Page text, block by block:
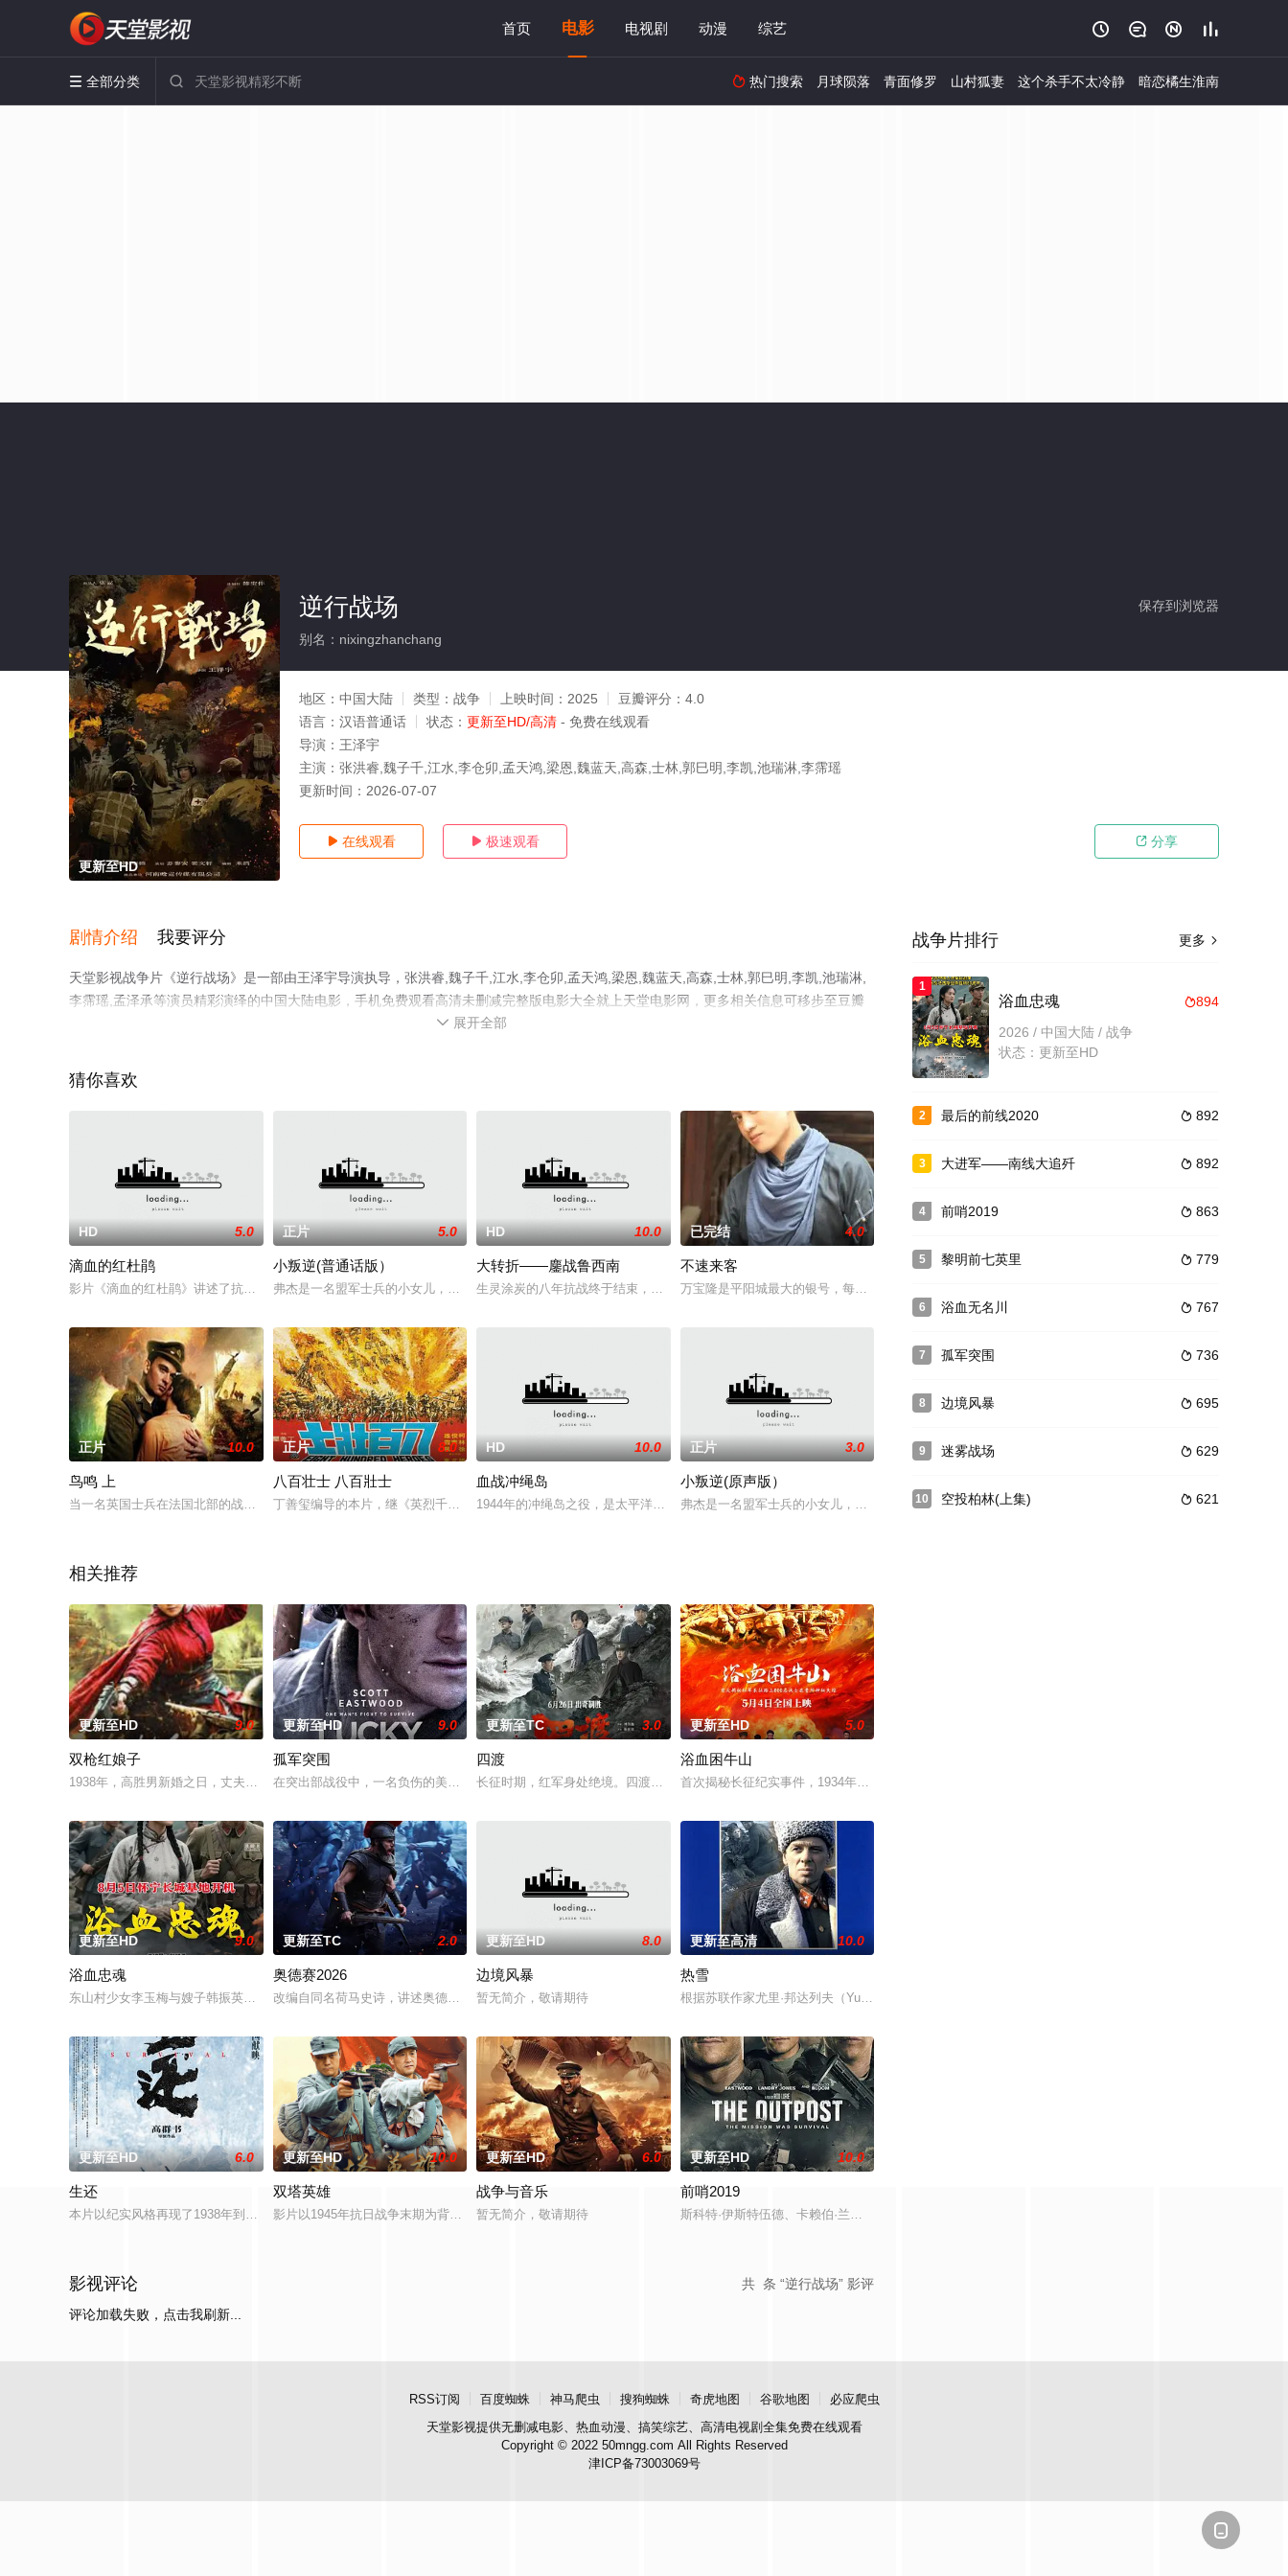
首页 电影 电视剧 动漫 综艺    
 全部分类   热门搜索 月球陨落 青面修罗 山村狐妻 这个杀手不太冷静 暗恋橘生淮南
更新至HD
保存到浏览器
逆行战场
别名：nixingzhanchang
地区： 中国大陆 类型： 战争 上映时间： 2025 豆瓣评分： 4.0
语言： 汉语普通话 状态： 更新至HD/高清 - 免费在线观看
导演： 王泽宇
主演： 张洪睿,魏子千,江水,李仓卯,孟天鸿,梁恩,魏蓝天,高森,士林,郭巳明,李凯,池瑞淋,李霈瑶
更新时间： 2026-07-07
 在线观看  极速观看  分享
剧情介绍 我要评分
天堂影视战争片《逆行战场》是一部由王泽宇导演执导，张洪睿,魏子千,江水,李仓卯,孟天鸿,梁恩,魏蓝天,高森,士林,郭巳明,李凯,池瑞淋,
李霈瑶,孟泽承等演员精彩演绎的中国大陆电影，手机免费观看高清未删减完整版电影大全就上天堂电影网，更多相关信息可移步至豆瓣
 展开全部
猜你喜欢
HD 5.0
滴血的红杜鹃
影片《滴血的红杜鹃》讲述了抗日战争时期，抗大首长安排我小分队护送美国记者从前南峪到八路军总部的故事。影片选择在邢台县前南峪、榆林
正片 5.0
小叛逆(普通话版）
弗杰是一名盟军士兵的小女儿，她的父亲在偷越进入敌军境内深望生病的妻子时被俘获。当杰得知父亲和另一个善良的北方军官被宣布判处列刑时
HD 10.0
大转折——鏖战鲁西南
生灵涂炭的八年抗战终于结束，而国共两党之间的解放战争也正式拉开序幕。蒋介石（孙飞虎 饰）调动大军从延安向西北扫荡，大有将异己彻底
已完结 4.0
不速来客
万宝隆是平阳城最大的银号，每个月底都有一辆满载钞票的运钞车开往远在北平的总店，然而整个万宝隆的人
正片 10.0
鸟鸣 上
当一名英国士兵在法国北部的战壕中战斗时，他被与法国女人的禁忌恋情所困扰
正片 8.0
八百壮士 八百壯士
丁善玺编导的本片，继《英烈千秋》后，叙述1937年8月13日日寇侵略上海，中国88师524团团长谢晋元，为牵制日军，掩护中国军队
HD 10.0
血战冲绳岛
1944年的冲绳岛之役，是太平洋战争中最血腥、最惨烈的战役。本片描述这场战役的始末经过。片中讲二战末期日本军队及岛上人民如何奋勇
正片 3.0
小叛逆(原声版）
弗杰是一名盟军士兵的小女儿，她的父亲在偷越进入敌军境内深望生病的妻子时被俘获。当杰得知父亲和另一
相关推荐
更新至HD 9.0
双枪红娘子
1938年，高胜男新婚之日，丈夫被日军残害，父辈亦遭屠戮。她举枪聚义，屡袭敌寇威震四方，后得八路军指点决心投身革命。日军欲诱杀高
更新至HD 9.0
孤军突围
在突出部战役中，一名负伤的美军士兵被困在饱受战火摧残的比利时敌后，他凭借机智、训练和一台破损的无线电，努力躲避被俘并设法与部队取
更新至TC 3.0
四渡
长征时期，红军身处绝境。四渡赤水堪称红军的绝地反击之战。在毛泽东（刘烨 饰）的带领下，红军一渡赤水时形势所迫、实属无奈；二渡赤水
更新至HD 5.0
浴血困牛山
首次揭秘长征纪实事件，1934年中央苏区第五次反围剿失败，红六军团奉命西征，进入贵州石阡，一场战役后
更新至HD 9.0
浴血忠魂
东山村少女李玉梅与嫂子韩振英冒死救助八路军伤员，全村人以血肉之躯守护根据地，用 “军民一心” 的壮阔叙事诠释沂蒙精神。
更新至TC 2.0
奥德赛2026
改编自同名荷马史诗，讲述奥德修斯（马特·达蒙 饰）的故事，以及他在特洛伊战争后10年的回家之旅。
更新至HD 8.0
边境风暴
暂无简介，敬请期待
更新至高清 10.0
热雪
根据苏联作家尤里·邦达列夫（Yuri Bondarev）的同名小说改编。
更新至HD 6.0
生还
本片以纪实风格再现了1938年到1945年抗日联军第六军被服厂女兵，伤兵医院伤兵组成的留守团在主力部队西征后坚持在老游击区牵制敌
更新至HD 10.0
双塔英雄
影片以1945年抗日战争末期为背景，讲述翼热辽军区为配合苏联红军反攻承德，派出连长张峻开展里应外合作战的故事。途中智擒伪军队长吴
更新至HD 6.0
战争与音乐
暂无简介，敬请期待
更新至HD 10.0
前哨2019
斯科特·伊斯特伍德、卡赖伯·兰德里·琼斯、奥兰多·布鲁姆将主演Millennium Media打造的阿富汗战争题材影片[
共 条 “逆行战场” 影评
影视评论
评论加载失败，点击我刷新...
更多 
战争片排行
1
894
浴血忠魂
2026 / 中国大陆 / 战争
状态：更新至HD
2  892
最后的前线2020
3  892
大进军——南线大追歼
4  863
前哨2019
5  779
黎明前七英里
6  767
浴血无名川
7  736
孤军突围
8  695
边境风暴
9  629
迷雾战场
10  621
空投柏林(上集)

RSS订阅 百度蜘蛛 神马爬虫 搜狗蜘蛛 奇虎地图 谷歌地图
必应爬虫
天堂影视提供无删减电影、热血动漫、搞笑综艺、高清电视剧全集免费在线观看
Copyright © 2022 50mngg.com All Rights Reserved
津ICP备73003069号